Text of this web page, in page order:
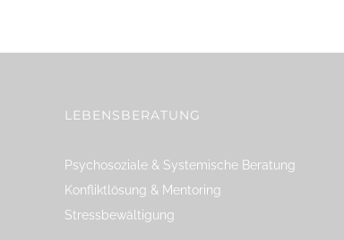
LEBENSBERATUNG
Psychosoziale & Systemische Beratung
Konfliktlösung & Mentoring
Stressbewältigung